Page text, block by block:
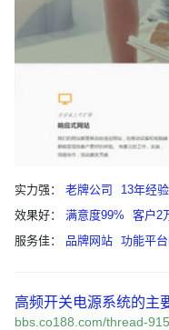
实力强： 老牌公司 13年经验
效果好：
满意度99% 客户2
服务佳：
品牌网站 功能平
高频开关电源系统的主
bbs.co188.com/thread-